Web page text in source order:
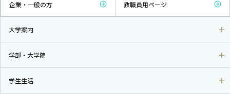
企業・一般の方 教職員用ページ
大学案内
学部・大学院
学生生活